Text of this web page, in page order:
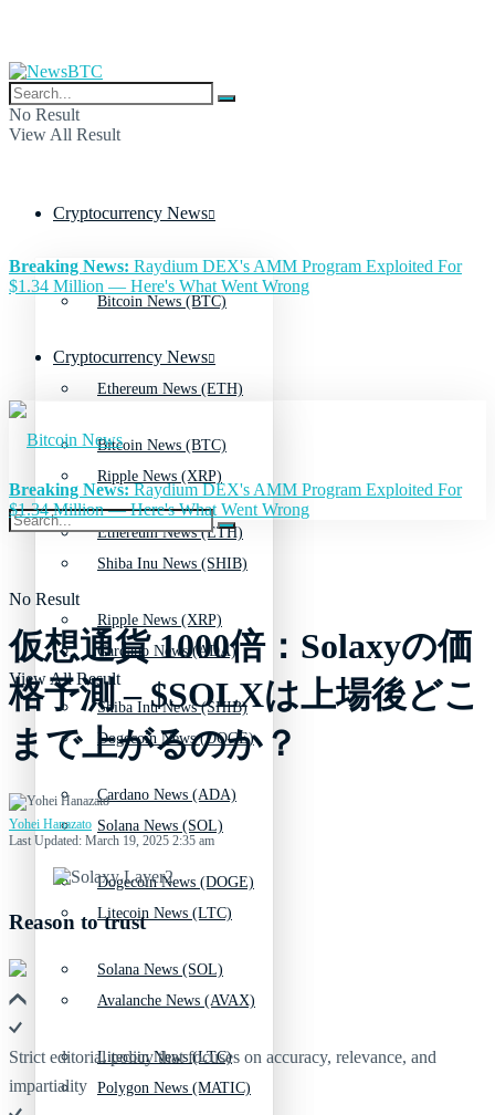
No Result
View All Result
Cryptocurrency News
Bitcoin News (BTC)
Ethereum News (ETH)
Ripple News (XRP)
Shiba Inu News (SHIB)
Cardano News (ADA)
Dogecoin News (DOGE)
Solana News (SOL)
Litecoin News (LTC)
Avalanche News (AVAX)
Polygon News (MATIC)
Breaking News: Raydium DEX's AMM Program Exploited For
$1.34 Million — Here's What Went Wrong
Cryptocurrency News
Bitcoin News (BTC)
Ethereum News (ETH)
Ripple News (XRP)
Shiba Inu News (SHIB)
Cardano News (ADA)
Dogecoin News (DOGE)
Solana News (SOL)
Litecoin News (LTC)
No Result
View All Result
Breaking News:Raydium DEX's AMM Program Exploited For
$1.34 Million — Here's What Went Wrong
仮想通貨 1000倍：Solaxyの価
格予測 – $SOLXは上場後どこ
まで上がるのか？
Yohei Hanazato
Last Updated: March 19, 2025 2:35 am
Reason to trust
Strict editorial policy that focuses on accuracy, relevance, and
impartiality